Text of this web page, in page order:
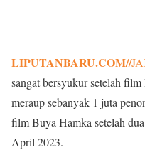
LIPUTANBARU.COM//
sangat bersyukur setelah
meraup sebanyak 1 juta
film Buya Hamka setelah
April 2023.